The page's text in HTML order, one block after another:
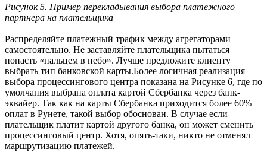
Рисунок 5. Пример перекладывания выбора платежного
партнера на плательщика
Распределяйте платежный трафик между агрегаторами
самостоятельно. Не заставляйте плательщика пытаться
попасть «пальцем в небо». Лучше предложите клиенту
выбрать тип банковской карты.Более логичная реализация
выбора процессингового центра показана на Рисунке 6, где по
умолчания выбрана оплата картой Сбербанка через банк-
эквайер. Так как на карты Сбербанка приходится более 60%
оплат в Рунете, такой выбор обоснован. В случае если
плательщик платит картой другого банка, он может сменить
процессинговый центр. Хотя, опять-таки, никто не отменял
маршрутизацию платежей.